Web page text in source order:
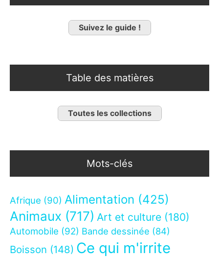
Suivez le guide !
Table des matières
Toutes les collections
Mots-clés
Afrique (90) Alimentation (425)
Animaux (717) Art et culture (180)
Automobile (92) Bande dessinée (84)
Boisson (148) Ce qui m'irrite